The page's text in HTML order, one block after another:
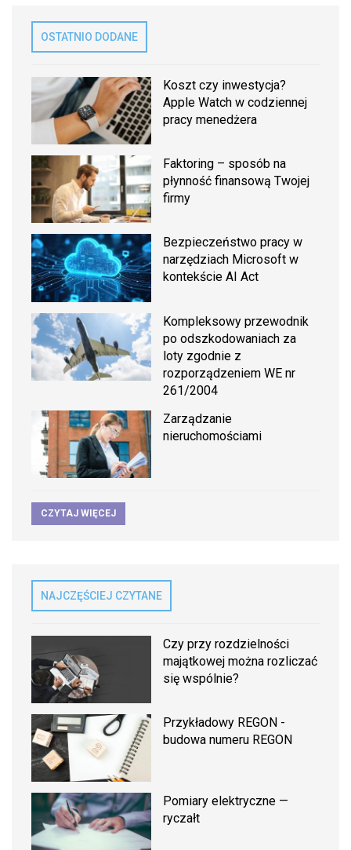
OSTATNIO DODANE
Koszt czy inwestycja?
Apple Watch w codziennej
pracy menedżera
Faktoring – sposób na
płynność finansową Twojej
firmy
Bezpieczeństwo pracy w
narzędziach Microsoft w
kontekście AI Act
Kompleksowy przewodnik
po odszkodowaniach za
loty zgodnie z
rozporządzeniem WE nr
261/2004
Zarządzanie
nieruchomościami
CZYTAJ WIĘCEJ
NAJCZĘŚCIEJ CZYTANE
Czy przy rozdzielności
majątkowej można rozliczać
się wspólnie?
Przykładowy REGON -
budowa numeru REGON
Pomiary elektryczne —
ryczałt